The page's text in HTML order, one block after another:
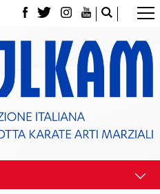
e Tesseramenti
con più di 100 atleti
Sportiva